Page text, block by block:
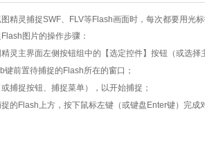
精灵捕捉SWF、FLV等Flash画面时，每次都要用光
图片的操作步骤：
灵主界面左侧按钮组中的【选定控件】按钮（或选
键前置待捕捉的Flash所在的窗口；
捕捉按钮、捕捉菜单），以开始捕捉；
的Flash上方，按下鼠标左键（或键盘Enter键）完成